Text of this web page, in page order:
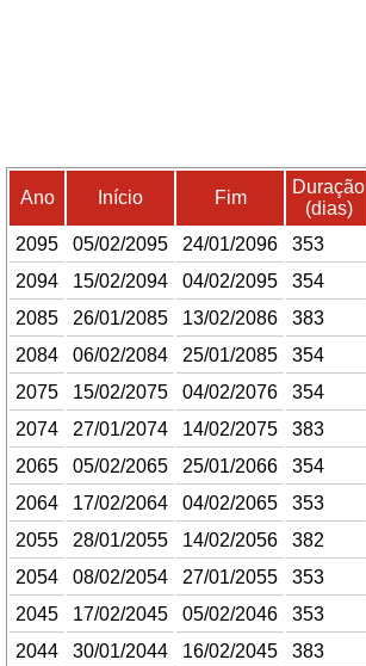
Ano Início Fim
Duração
(dias)
2095 05/02/2095 24/01/2096 353
2094
15/02/2094 04/02/2095 354
2085
26/01/2085 13/02/2086 383
2084
06/02/2084 25/01/2085 354
2075
15/02/2075 04/02/2076 354
2074
27/01/2074 14/02/2075 383
2065
05/02/2065 25/01/2066 354
2064
17/02/2064 04/02/2065 353
2055
28/01/2055 14/02/2056 382
2054
08/02/2054 27/01/2055 353
2045
17/02/2045 05/02/2046 353
2044
30/01/2044 16/02/2045 383